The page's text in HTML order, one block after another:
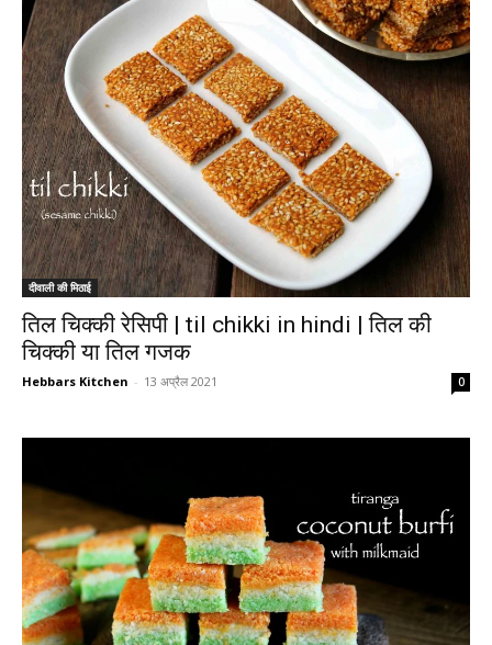
दीवाली की मिठाई
तिल चिक्की रेसिपी | til chikki in hindi | तिल की
चिक्की या तिल गजक
Hebbars Kitchen - 13 अप्रैल 2021 0